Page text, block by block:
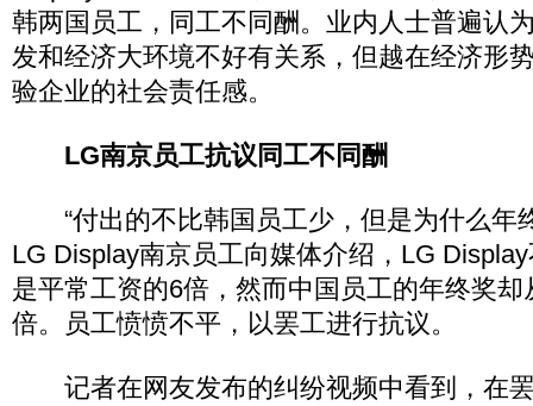
韩两国员工，同工不同酬。业内人士普遍认
发和经济大环境不好有关系，但越在经济形
验企业的社会责任感。
LG南京员工抗议同工不同酬
“付出的不比韩国员工少，但是为什么年
LG Display南京员工向媒体介绍，LG
是平常工资的6倍，然而中国员工的年终奖
倍。员工愤愤不平，以罢工进行抗议。
记者在网友发布的纠纷视频中看到，在